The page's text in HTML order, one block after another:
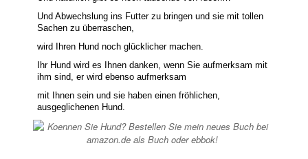
Und Abwechslung ins Futter zu bringen und sie mit tollen
Sachen zu überraschen,
wird Ihren Hund noch glücklicher machen.
Ihr Hund wird es Ihnen danken, wenn Sie aufmerksam mit
ihm sind, er wird ebenso aufmerksam
mit Ihnen sein und sie haben einen fröhlichen,
ausgeglichenen Hund.